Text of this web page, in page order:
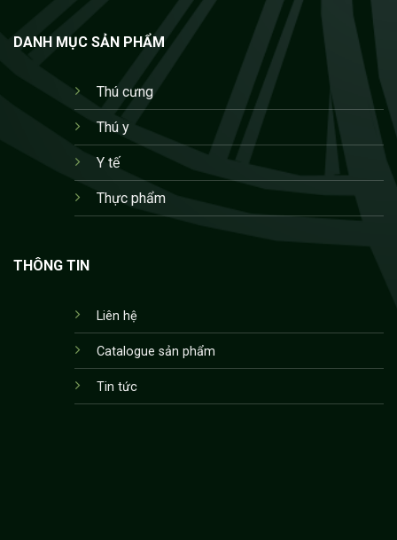
DANH MỤC SẢN PHẨM
Thú cưng
Thú y
Y tế
Thực phẩm
THÔNG TIN
Liên hệ
Catalogue sản phẩm
Tin tức